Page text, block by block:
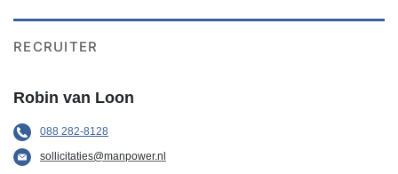
RECRUITER
Robin van Loon
088 282-8128
sollicitaties@manpower.nl